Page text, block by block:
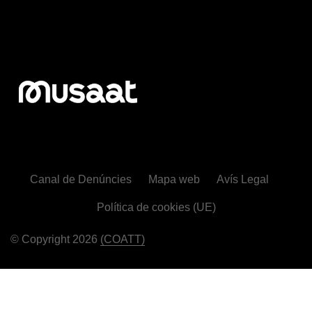
© Copyright 2026 (COATT)
Canal de Denúncies Mapa web Avís Legal
Política de cookies (UE)